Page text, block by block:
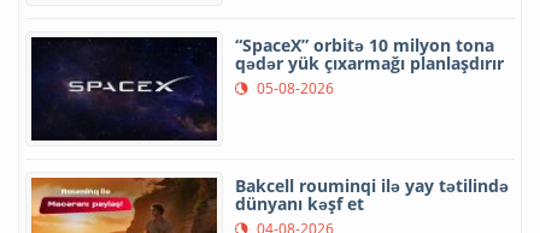
“SpaceX” orbitə 10 milyon tona
qədər yük çıxarmağı planlaşdırır
05-08-2026
Bakcell rouminqi ilə yay tətilində
dünyanı kəşf et